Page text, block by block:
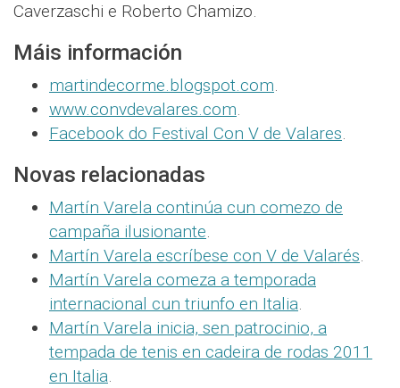
Caverzaschi e Roberto Chamizo.
Máis información
martindecorme.blogspot.com
www.convdevalares.com
Facebook do Festival Con V de Valares
Novas relacionadas
Martín Varela continúa cun comezo de
campaña ilusionante
Martín Varela escríbese con V de Valarés
Martín Varela comeza a temporada
internacional cun triunfo en Italia
Martín Varela inicia, sen patrocinio, a
tempada de tenis en cadeira de rodas 2011
en Italia